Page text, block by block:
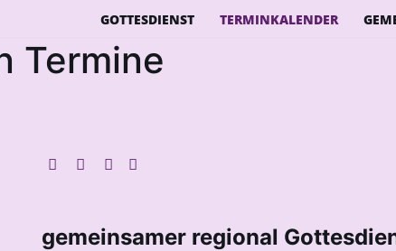
GOTTESDIENST TERMINKALENDER
Termine
gemeinsamer regional